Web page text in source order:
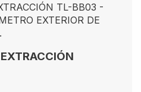
TL-BB03 -
EXTERIOR DE